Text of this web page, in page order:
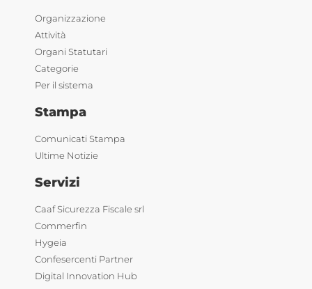
Organizzazione
Attività
Organi Statutari
Categorie
Per il sistema
Stampa
Comunicati Stampa
Ultime Notizie
Servizi
Caaf Sicurezza Fiscale srl
Commerfin
Hygeia
Confesercenti Partner
Digital Innovation Hub